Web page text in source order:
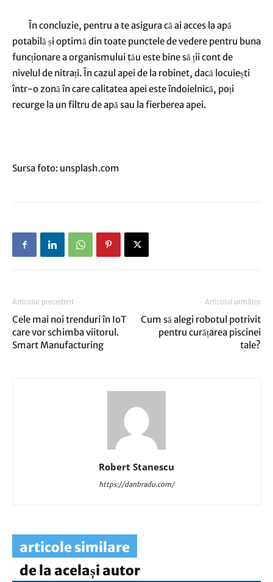
În concluzie, pentru a te asigura că ai acces la apă
potabilă și optimă din toate punctele de vedere pentru buna
funcționare a organismului tău este bine să ții cont de
nivelul de nitrați. În cazul apei de la robinet, dacă locuiești
într-o zonă în care calitatea apei este îndoielnică, poți
recurge la un filtru de apă sau la fierberea apei.
Sursa foto: unsplash.com
Articolul precedent
Cele mai noi trenduri în IoT
care vor schimba viitorul.
Smart Manufacturing
Articolul următor
Cum să alegi robotul potrivit
pentru curățarea piscinei
tale?
Robert Stanescu
https://danbradu.com/
articole similare
de la același autor